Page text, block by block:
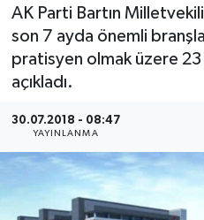
AK Parti Bartın Milletvekili
son 7 ayda önemli
pratisyen olmak üzere 23
açıkladı.
30.07.2018 - 08:47
YAYINLANMA
Medya
Sağlık
Sinema
Sivil Toplum
Siyaset